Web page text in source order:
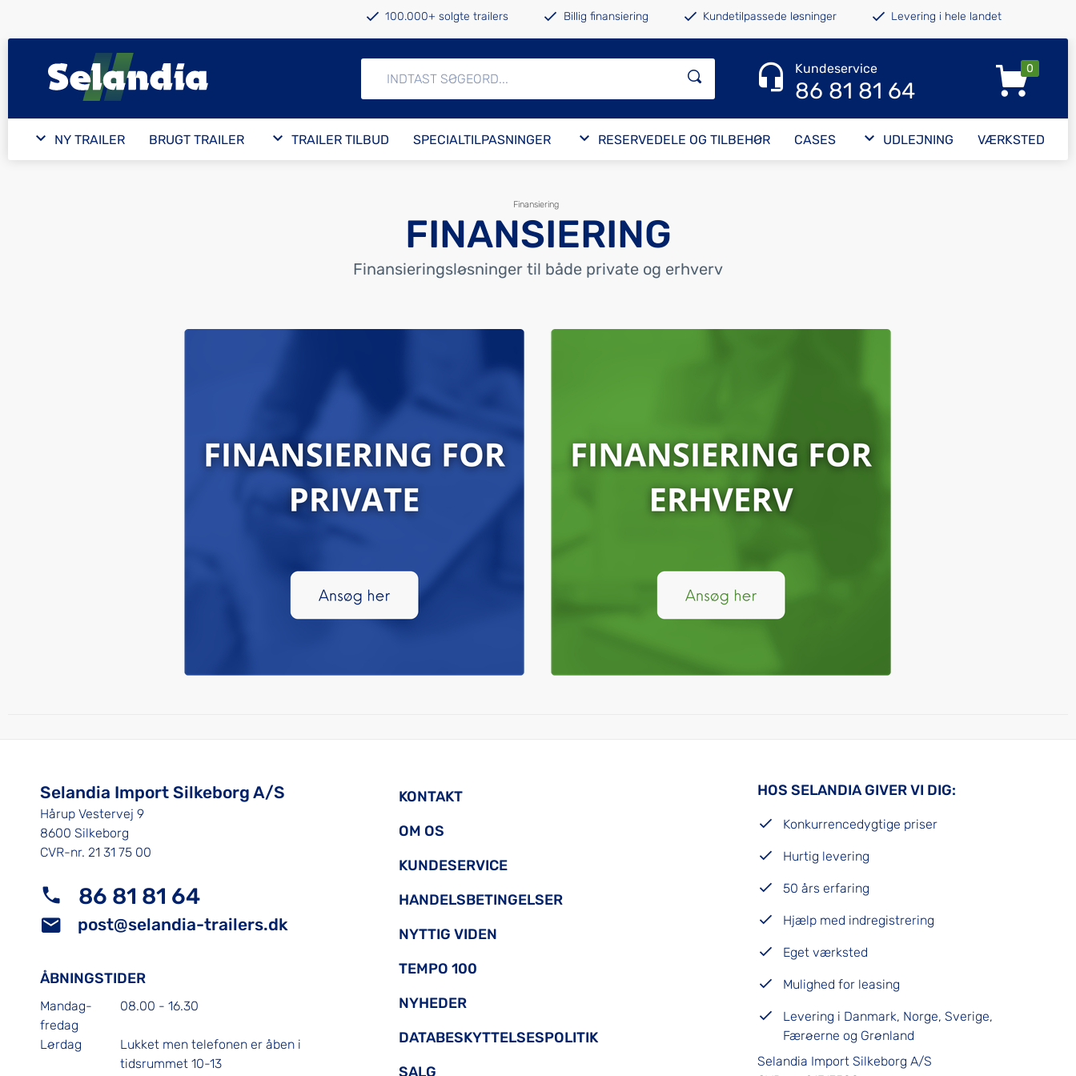
Kundeservice
86 81 81 64
0
NY TRAILER BRUGT TRAILER TRAILER TILBUD SPECIALTILPASNINGER RESERVEDELE OG TILBEHØR CASES UDLEJNING VÆRKSTED
Finansiering
FINANSIERING
Finansieringsløsninger til både private og erhverv
100.000+ solgte trailers Billig finansiering Kundetilpassede løsninger Levering i hele landet
Selandia Import Silkeborg A/S
Hårup Vestervej 9
8600 Silkeborg
CVR-nr. 21 31 75 00
86 81 81 64
post@selandia-trailers.dk
ÅBNINGSTIDER
Mandag-
fredag
08.00 - 16.30
Lørdag
Lukket men telefonen er åben i
tidsrummet 10-13
KONTAKT
OM OS
KUNDESERVICE
HANDELSBETINGELSER
NYTTIG VIDEN
TEMPO 100
NYHEDER
DATABESKYTTELSESPOLITIK
SALG
HOS SELANDIA GIVER VI DIG:
Konkurrencedygtige priser
Hurtig levering
50 års erfaring
Hjælp med indregistrering
Eget værksted
Mulighed for leasing
Levering i Danmark, Norge, Sverige,
Færøerne og Grønland
Selandia Import Silkeborg A/S